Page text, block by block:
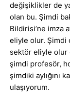
değişiklikler de
olan bu. Şimdi
Bildirisi’ne imza
eliyle olur. Şimdi
sektör eliyle olur
şimdi profesör,
şimdiki aylığını
ulaşıyorum.